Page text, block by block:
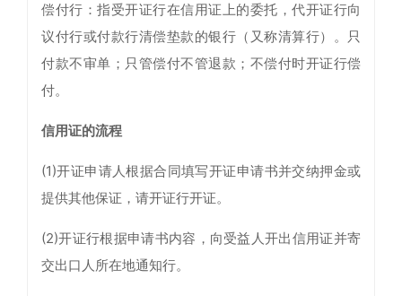
偿付行：指受开证行在信用证上的委托，代开证行向
议付行或付款行清偿垫款的银行（又称清算行）。只
付款不审单；只管偿付不管退款；不偿付时开证行偿
付。
信用证的流程
(1)开证申请人根据合同填写开证申请书并交纳押金或
提供其他保证，请开证行开证。
(2)开证行根据申请书内容，向受益人开出信用证并寄
交出口人所在地通知行。